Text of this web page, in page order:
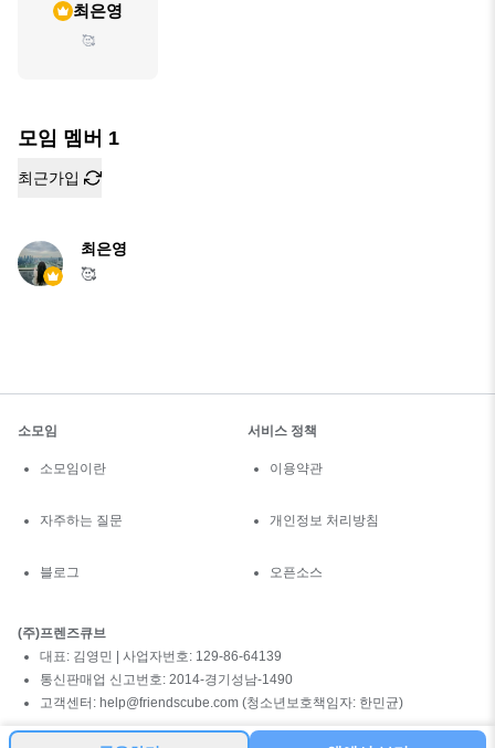
최은영
🥰
모임 멤버 1
최근가입
최은영
🥰
소모임
소모임이란
자주하는 질문
블로그
서비스 정책
이용약관
개인정보 처리방침
오픈소스
(주)프렌즈큐브
대표: 김영민 | 사업자번호: 129-86-64139
통신판매업 신고번호: 2014-경기성남-1490
고객센터: help@friendscube.com (청소년보호책임자: 한민균)